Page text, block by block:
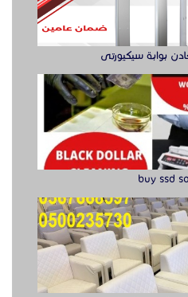
بوابة سيكيورتى
buy ssd